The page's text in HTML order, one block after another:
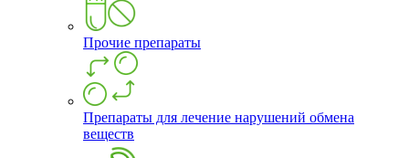
Прочие препараты
Препараты для лечение нарушений обмена
веществ